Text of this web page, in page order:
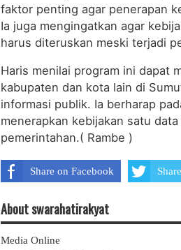
faktor penting agar penerapan
Ia juga mengingatkan agar
harus diteruskan meski terjadi
Haris menilai program ini dapat
kabupaten dan kota lain di
informasi publik. Ia berharap
menerapkan kebijakan satu
pemerintahan.( Rambe )
Share on Facebook
About swarahatirakyat
Media Online